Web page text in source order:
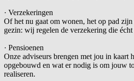
· Verzekeringen
Of het nu gaat om wonen, het op pad
gezin: wij regelen de verzekering die
· Pensioenen
Onze adviseurs brengen met jou in kaart
opgebouwd en wat er nodig is om jouw
realiseren.